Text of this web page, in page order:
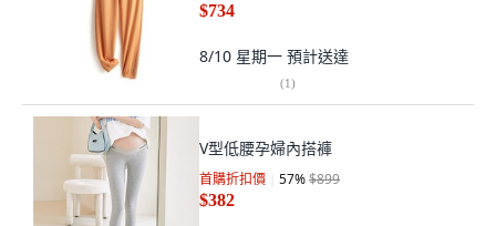
$734
8/10 星期一 預計送達
(1)
V型低腰孕婦內搭褲
首購折扣價 57%$899
$382